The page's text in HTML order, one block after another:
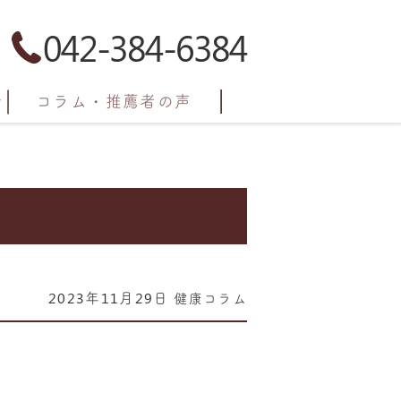
042-384-6384
コラム・推薦者の声
2023年11月29日 健康コラム